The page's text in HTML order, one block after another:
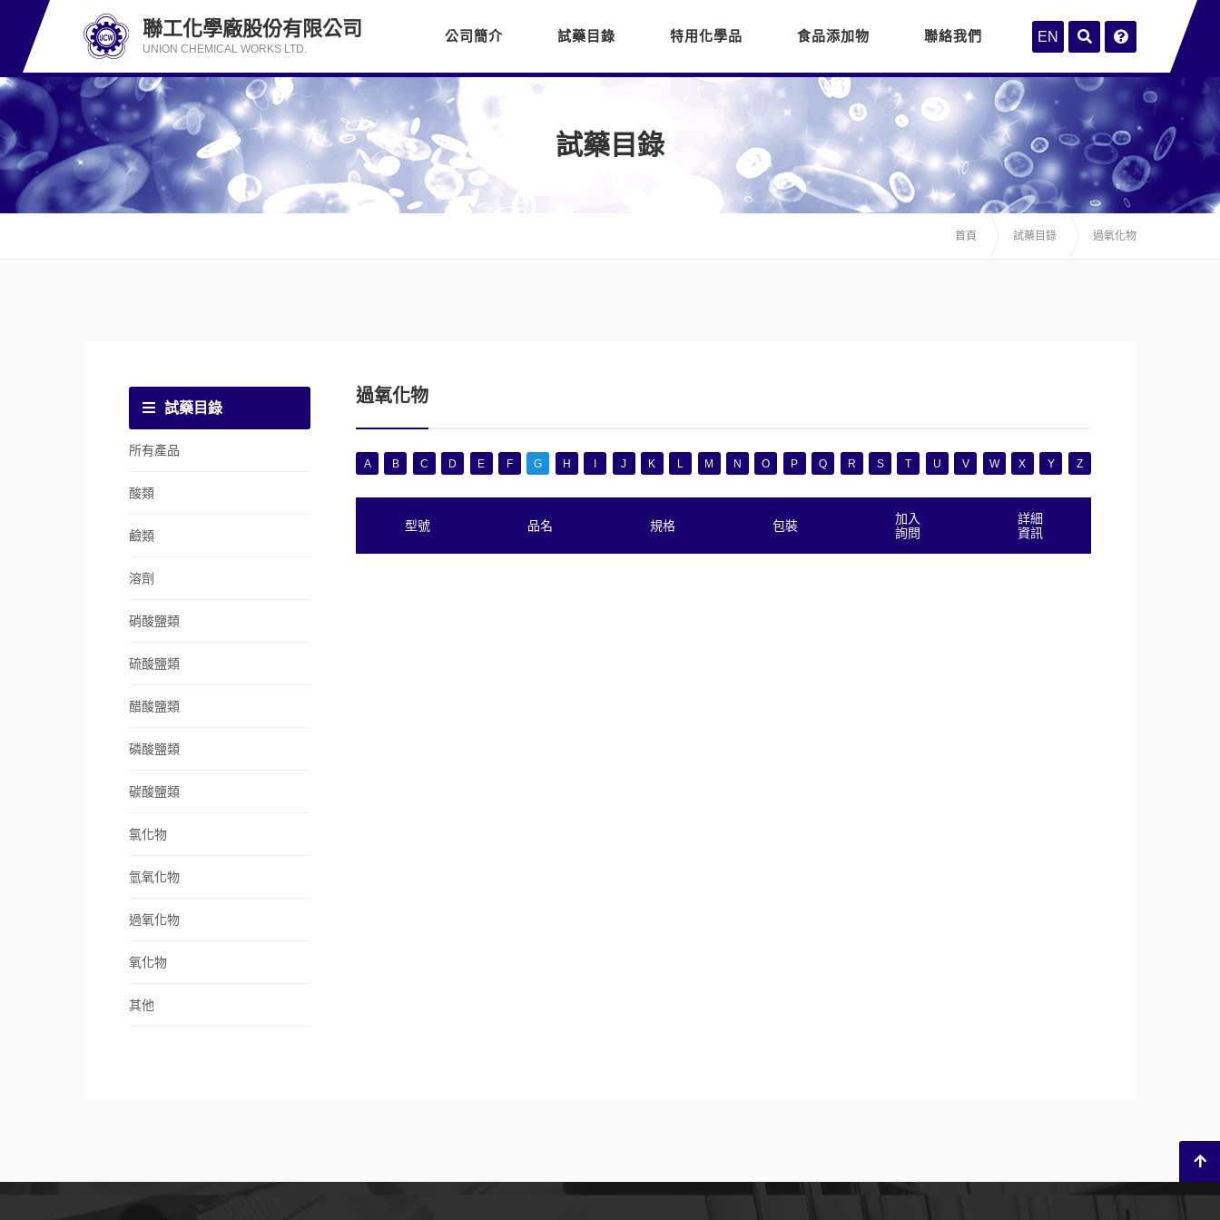
試藥目錄
首頁 試藥目錄 過氧化物
試藥目錄
所有產品
酸類
鹼類
溶劑
硝酸鹽類
硫酸鹽類
醋酸鹽類
磷酸鹽類
碳酸鹽類
氯化物
氫氧化物
過氧化物
氧化物
其他
過氧化物
A B C D E F G H J K L M N O P Q R S T U V W X Y Z
型號 品名 規格 包裝
加入
詢問
詳細
資訊
聯工化學廠股份有限公司
UNION CHEMICAL WORKS LTD.
公司簡介 試藥目錄 特用化學品 食品添加物 聯絡我們 EN